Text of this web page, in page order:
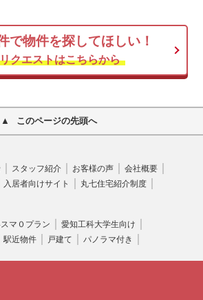
で物件を探してほしい！
クエストはこちらから
このページの先頭へ
スタッフ紹介 お客様の声
会社概要
入居者向けサイト 丸七住宅紹介制度
マ０プラン
愛知工科大学生向け
駅近物件 戸建て パノラマ付き